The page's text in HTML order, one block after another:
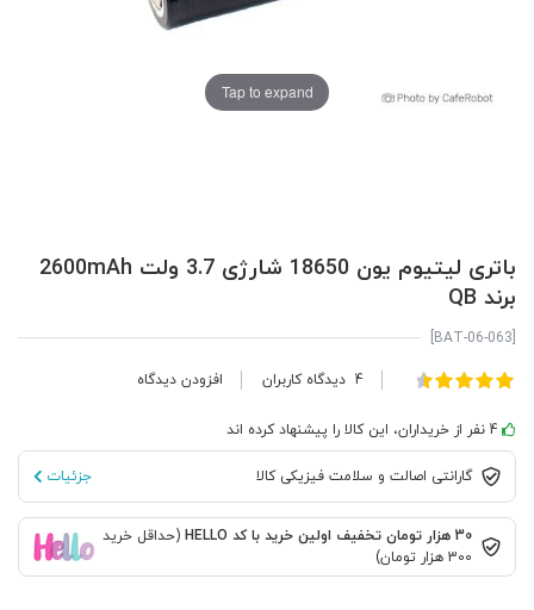
Tap to expand
باتری لیتیوم یون 18650 شارژی 3.7 ولت 2600mAh
برند QB
امتیاز:
4 دیدگاه کاربران افزودن دیدگاه
4 نفر از خریداران، این کالا را پیشنهاد کرده اند
گارانتی اصالت و سلامت فیزیکی کالا جزئیات
30 هزار تومان تخفیف اولین خرید با کد HELLO
(حداقل خرید
300 هزار تومان)